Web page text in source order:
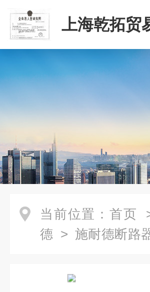
上海乾拓贸
当前位置： 首页
德 > 施耐德断路